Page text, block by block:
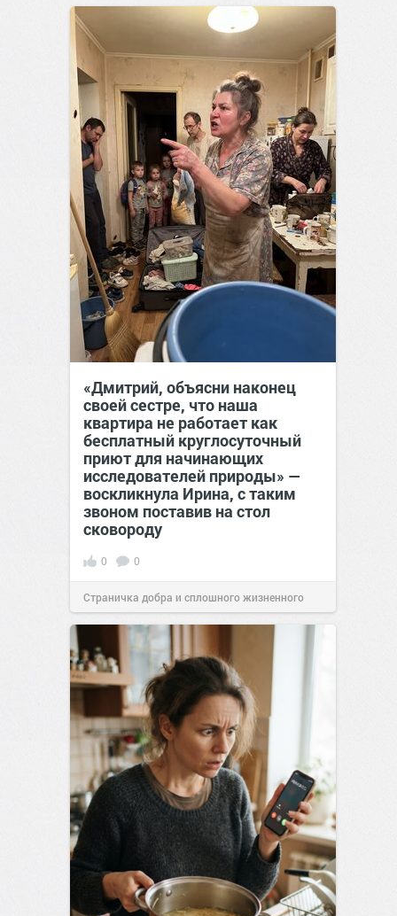
позитива!11:38Сегодня
«Дмитрий, объясни наконец
своей сестре, что наша
квартира не работает как
бесплатный круглосуточный
приют для начинающих
исследователей природы» —
воскликнула Ирина, с таким
звоном поставив на стол
сковороду
0 0
Страничка добра и сплошного жизненного
позитива!00:28Вчера